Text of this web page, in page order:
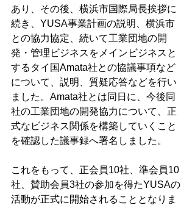
あり、その後、横浜市国際局長挨拶に
続き、YUSA事業計画の説明、横浜市
との協力協定、続いて工業団地の開
発・管理ビジネスをメインビジネスと
するタイ国Amata社との協議事項など
について、説明、質疑応答などを行い
ました。Amata社とは同日に、今後同
社の工業団地の開発協力について、正
式なビジネス関係を構築していくこと
を確認した議事録へ署名しました。
これをもって、正会員10社、準会員10
社、賛助会員3社の参加を得たYUSAの
活動が正式に開始されることとなりま